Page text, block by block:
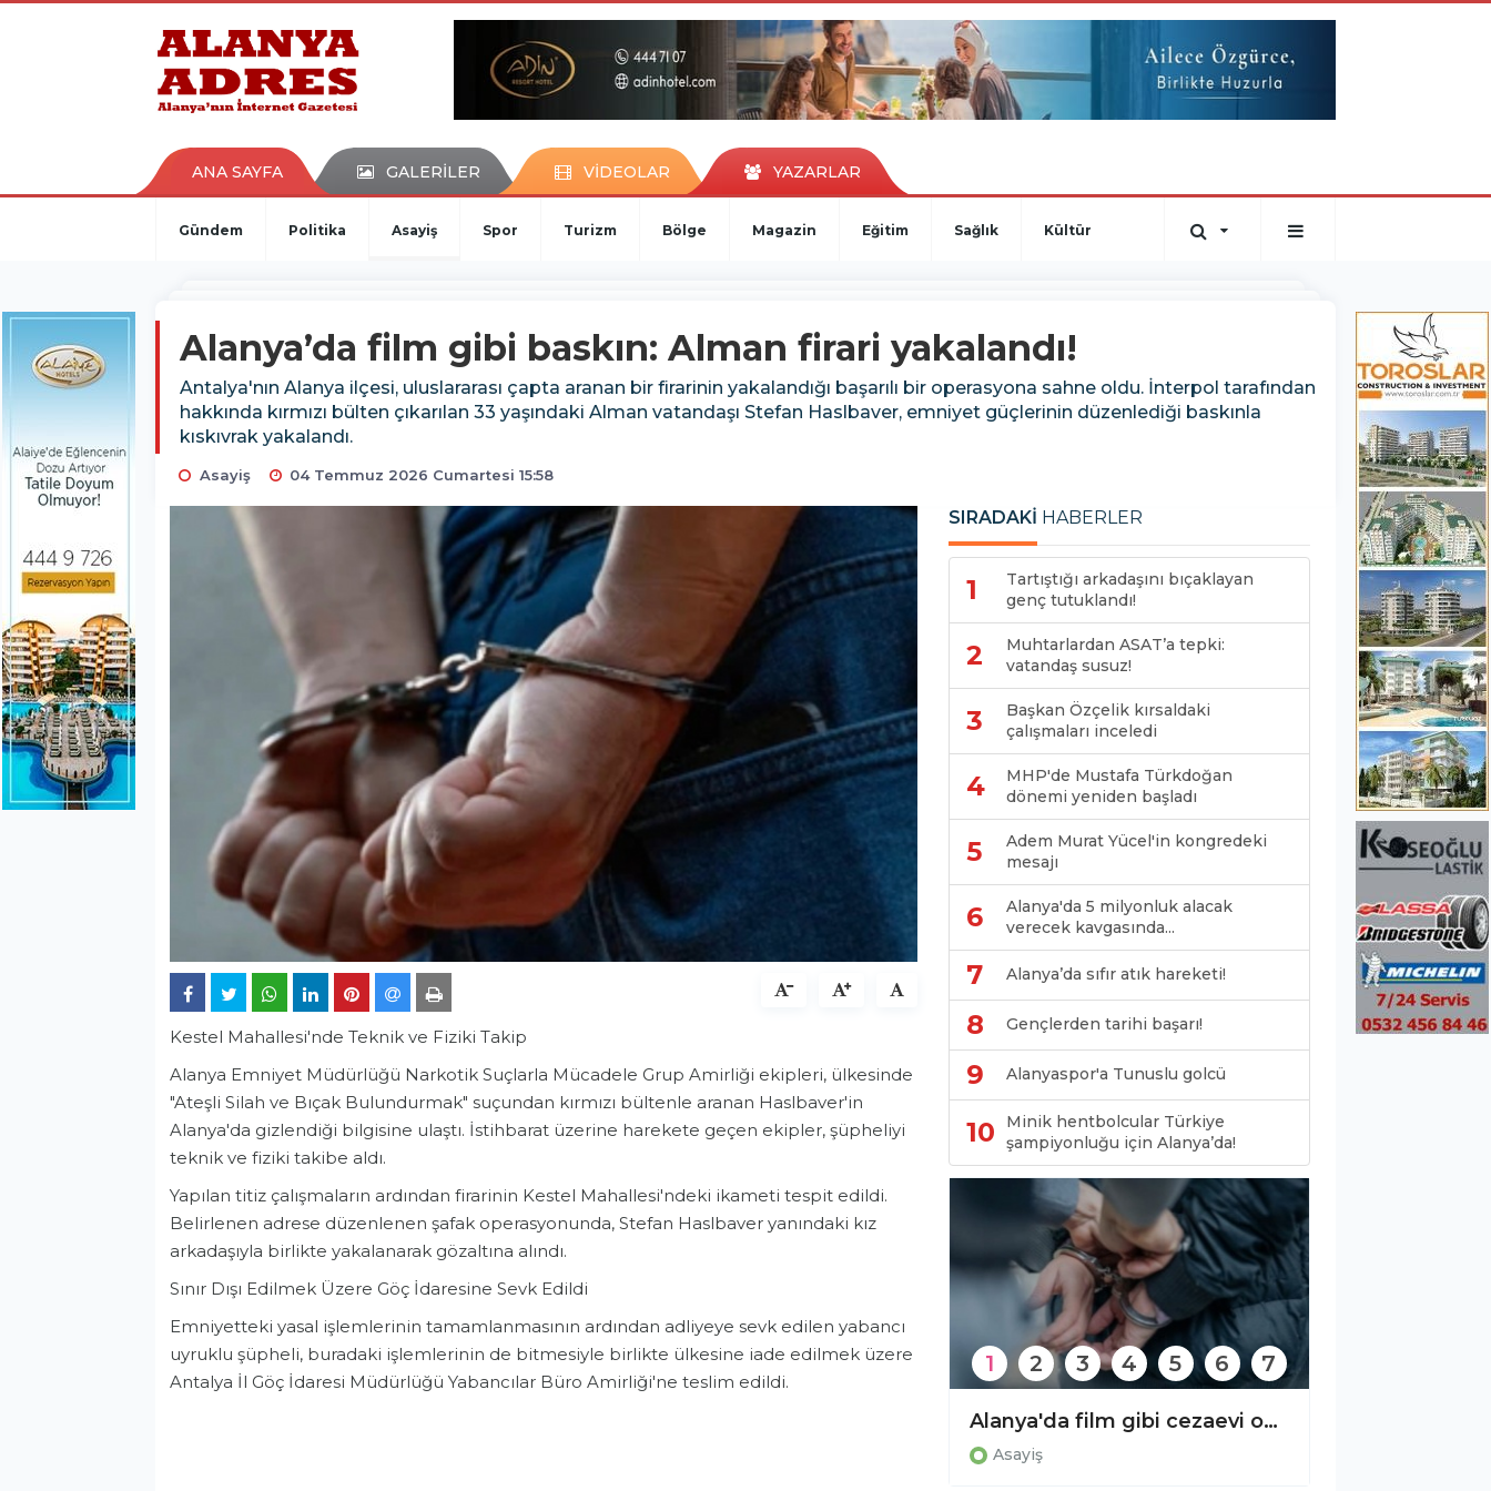
kaçak bahis
porno izle
ANA SAYFA GALERİLER VİDEOLAR YAZARLAR
Gündem Politika Asayiş Spor Turizm Bölge Magazin Eğitim Sağlık Kültür
Alanya’da film gibi baskın: Alman firari yakalandı!
Antalya'nın Alanya ilçesi, uluslararası çapta aranan bir firarinin yakalandığı başarılı bir operasyona sahne oldu. İnterpol tarafından
hakkında kırmızı bülten çıkarılan 33 yaşındaki Alman vatandaşı Stefan Haslbaver, emniyet güçlerinin düzenlediği baskınla
kıskıvrak yakalandı.
Asayiş 04 Temmuz 2026 Cumartesi 15:58
Kestel Mahallesi'nde Teknik ve Fiziki Takip
Alanya Emniyet Müdürlüğü Narkotik Suçlarla Mücadele Grup Amirliği ekipleri, ülkesinde
"Ateşli Silah ve Bıçak Bulundurmak" suçundan kırmızı bültenle aranan Haslbaver'in
Alanya'da gizlendiği bilgisine ulaştı. İstihbarat üzerine harekete geçen ekipler, şüpheliyi
teknik ve fiziki takibe aldı.
Yapılan titiz çalışmaların ardından firarinin Kestel Mahallesi'ndeki ikameti tespit edildi.
Belirlenen adrese düzenlenen şafak operasyonunda, Stefan Haslbaver yanındaki kız
arkadaşıyla birlikte yakalanarak gözaltına alındı.
Sınır Dışı Edilmek Üzere Göç İdaresine Sevk Edildi
Emniyetteki yasal işlemlerinin tamamlanmasının ardından adliyeye sevk edilen yabancı
uyruklu şüpheli, buradaki işlemlerinin de bitmesiyle birlikte ülkesine iade edilmek üzere
Antalya İl Göç İdaresi Müdürlüğü Yabancılar Büro Amirliği'ne teslim edildi.
SIRADAKİ HABERLER
1
Tartıştığı arkadaşını bıçaklayan
genç tutuklandı!
2
Muhtarlardan ASAT’a tepki:
vatandaş susuz!
3
Başkan Özçelik kırsaldaki
çalışmaları inceledi
4
MHP'de Mustafa Türkdoğan
dönemi yeniden başladı
5
Adem Murat Yücel'in kongredeki
mesajı
6
Alanya'da 5 milyonluk alacak
verecek kavgasında...
7 Alanya’da sıfır atık hareketi!
8 Gençlerden tarihi başarı!
9 Alanyaspor'a Tunuslu golcü
10
Minik hentbolcular Türkiye
şampiyonluğu için Alanya’da!
Alanya'da film gibi cezaevi operasyonu!
Asayiş
1 2 3 4 5 6 7